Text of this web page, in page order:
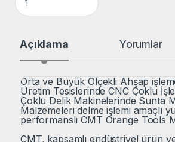
Açıklama Yorumlar
Orta ve Büyük Ölçekli Ahşap
Üretim Tesislerinde CNC Çoklu
Çoklu Delik Makinelerinde Sunta
Malzemeleri delme işlemi amaçlı
performanslı CMT Orange Tools
CMT, kapsamlı endüstriyel ürün